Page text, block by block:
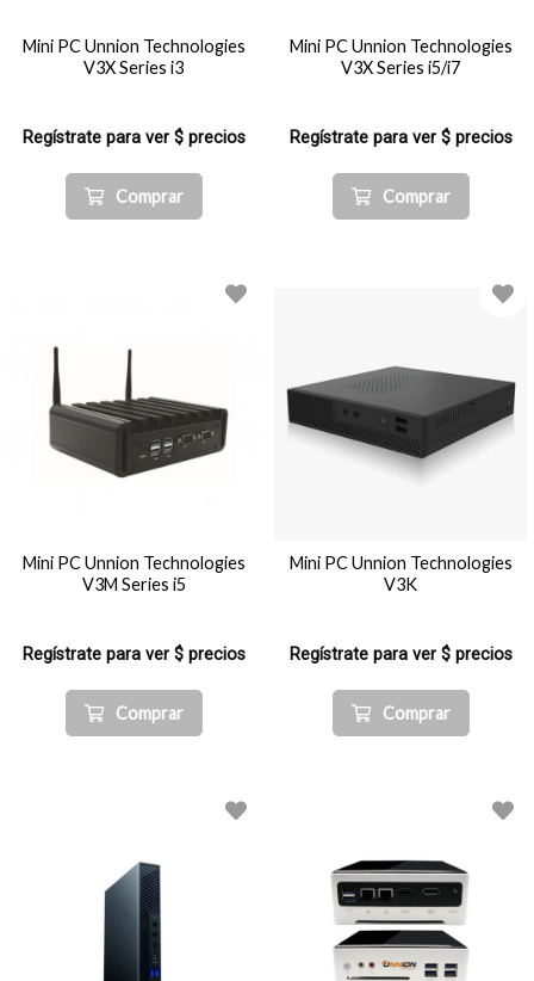
Mini PC Unnion Technologies
V3X Series i3
Regístrate para ver $ precios
Comprar
Mini PC Unnion Technologies
V3X Series i5/i7
Regístrate para ver $ precios
Comprar
Mini PC Unnion Technologies
V3M Series i5
Regístrate para ver $ precios
Comprar
Mini PC Unnion Technologies
V3K
Regístrate para ver $ precios
Comprar